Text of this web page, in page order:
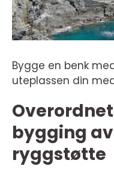
Bygge en benk
uteplassen din
bygging
ryggstøtte